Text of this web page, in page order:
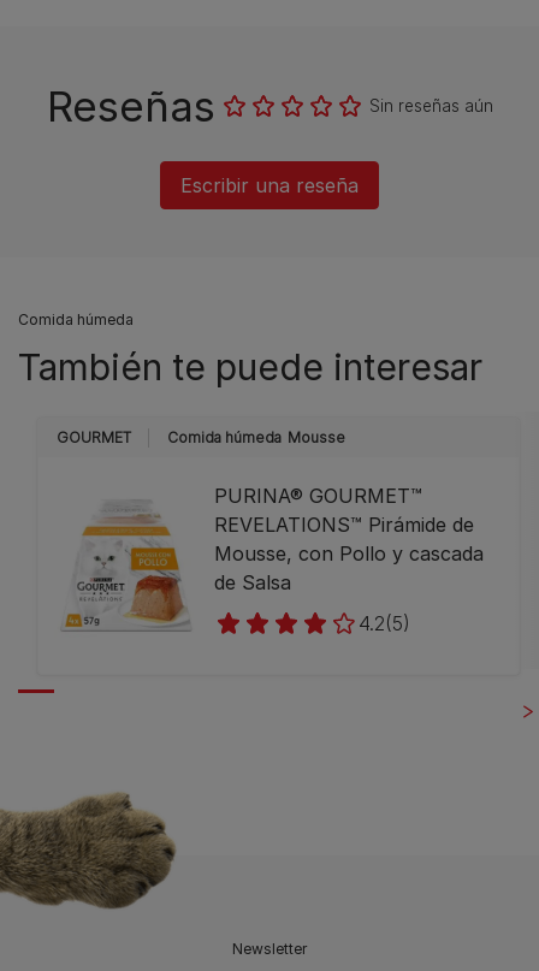
Reseñas Sin reseñas aún
Escribir una reseña
Comida húmeda
También te puede interesar
GOURMET Comida húmeda Mousse
PURINA® GOURMET™
REVELATIONS™ Pirámide de
Mousse, con Pollo y cascada
de Salsa
4.2(5)
Newsletter